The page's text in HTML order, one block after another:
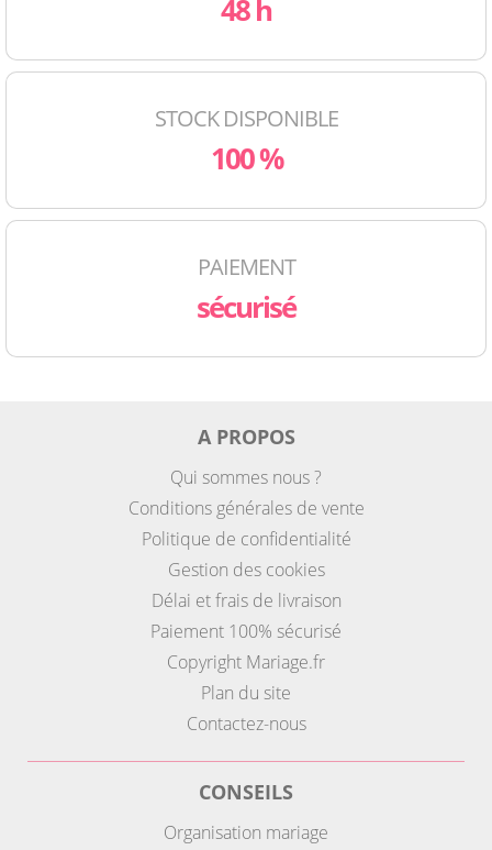
48 h
STOCK DISPONIBLE
100 %
PAIEMENT
sécurisé
A PROPOS
Qui sommes nous ?
Conditions générales de vente
Politique de confidentialité
Gestion des cookies
Délai et frais de livraison
Paiement 100% sécurisé
Copyright Mariage.fr
Plan du site
Contactez-nous
CONSEILS
Organisation mariage